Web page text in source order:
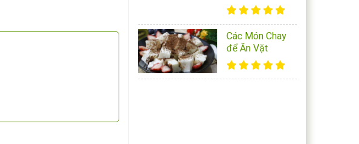
Các Món Chay
để Ăn Vặt